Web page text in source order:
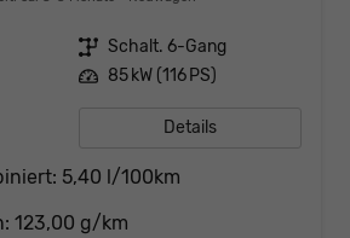
Getriebe Schalt. 6-Gang
Leistung 85 kW (116 PS)
Details
5,40 l/100km
123,00 g/km